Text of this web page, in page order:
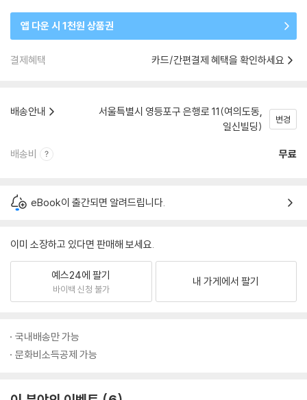
앱 다운 시 1천원 상품권
결제혜택 카드/간편결제 혜택을 확인하세요
배송안내
서울특별시 영등포구 은행로 11(여의도동,
일신빌딩)
변경
배송비 무료
eBook이 출간되면 알려드립니다.
이미 소장하고 있다면 판매해 보세요.
예스24에 팔기
바이백 신청 불가
내 가게에서 팔기
국내배송만 가능
문화비소득공제 가능